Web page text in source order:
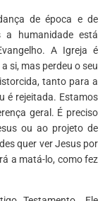
de época e de
a humanidade está
A Igreja é
si, mas perdeu o seu
tanto para a
é rejeitada. Estamos
geral. É preciso
ou ao projeto de
quer ver Jesus por
a matá-lo, como fez